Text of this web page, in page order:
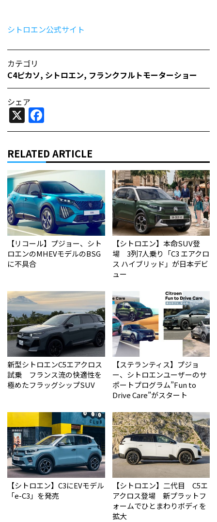
シトロエン公式サイト
カテゴリ
C4ピカソ, シトロエン, フランクフルトモーターショー
シェア
X
RELATED ARTICLE
【リコール】プジョー、シト
ロエンのMHEVモデルのBSG
に不具合
【シトロエン】本命SUV登
場 3列7人乗り「C3 エアクロ
ス ハイブリッド」が日本デビ
ュー
新型シトロエンC5エアクロス
試乗 フランス流の快適性を
極めたフラッグシップSUV
【ステランティス】プジョ
ー、シトロエンユーザーのサ
ポートプログラム”Fun to
Drive Care”がスタート
【シトロエン】C3にEVモデル
「e-C3」を発売
【シトロエン】二代目 C5エ
アクロス登場 新プラットフ
ォームでひとまわりボディを
拡大